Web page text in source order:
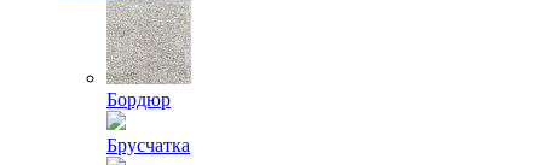
Бордюр
Брусчатка